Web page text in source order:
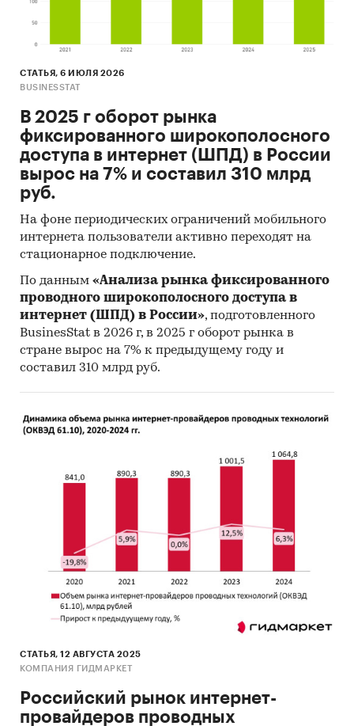
СТАТЬЯ, 6 ИЮЛЯ 2026
BUSINESSTAT
В 2025 г оборот рынка
фиксированного широкополосного
доступа в интернет (ШПД) в России
вырос на 7% и составил 310 млрд
руб.
На фоне периодических ограничений мобильного
интернета пользователи активно переходят на
стационарное подключение.
По данным «Анализа рынка фиксированного
проводного широкополосного доступа в
интернет (ШПД) в России», подготовленного
BusinesStat в 2026 г, в 2025 г оборот рынка в
стране вырос на 7% к предыдущему году и
составил 310 млрд руб.
СТАТЬЯ, 12 АВГУСТА 2025
КОМПАНИЯ ГИДМАРКЕТ
Российский рынок интернет-
провайдеров проводных